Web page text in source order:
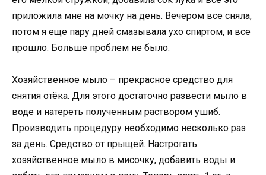
приложила мне на мочку на день. Вечером все сняла,
потом я еще пару дней смазывала ухо спиртом, и все
прошло. Больше проблем не было.
Хозяйственное мыло – прекрасное средство для
снятия отёка. Для этого достаточно развести мыло в
воде и натереть полученным раствором ушиб.
Производить процедуру необходимо несколько раз
за день. Средство от прыщей. Настрогать
хозяйственное мыло в мисочку, добавить воды и